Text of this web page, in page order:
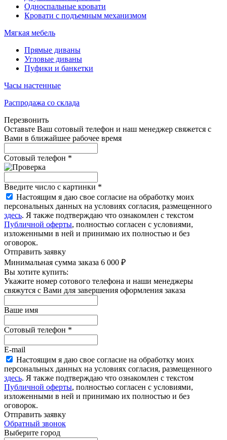
Односпальные кровати
Кровати с подъемным механизмом
Мягкая мебель
Прямые диваны
Угловые диваны
Пуфики и банкетки
Часы настенные
Распродажа со склада
Перезвонить
Оставьте Ваш сотовый телефон и наш менеджер свяжется с
Вами в ближайшее рабочее время
Сотовый телефон *
Введите число с картинки *
Настоящим я даю свое согласие на обработку моих
персональных данных на условиях согласия, размещенного
здесь. Я также подтверждаю что ознакомлен с текстом
Публичной оферты, полностью согласен с условиями,
изложенными в ней и принимаю их полностью и без
оговорок.
Отправить заявку
Минимальная сумма заказа 6 000 ₽
Вы хотите купить:
Укажите номер сотового телефона и наши менеджеры
свяжутся с Вами для завершения оформления заказа
Ваше имя
Сотовый телефон *
E-mail
Настоящим я даю свое согласие на обработку моих
персональных данных на условиях согласия, размещенного
здесь. Я также подтверждаю что ознакомлен с текстом
Публичной оферты, полностью согласен с условиями,
изложенными в ней и принимаю их полностью и без
оговорок.
Отправить заявку
Обратный звонок
Выберите город